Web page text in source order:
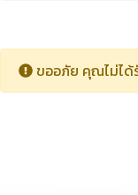
ขออภัย คุณไม่ได้